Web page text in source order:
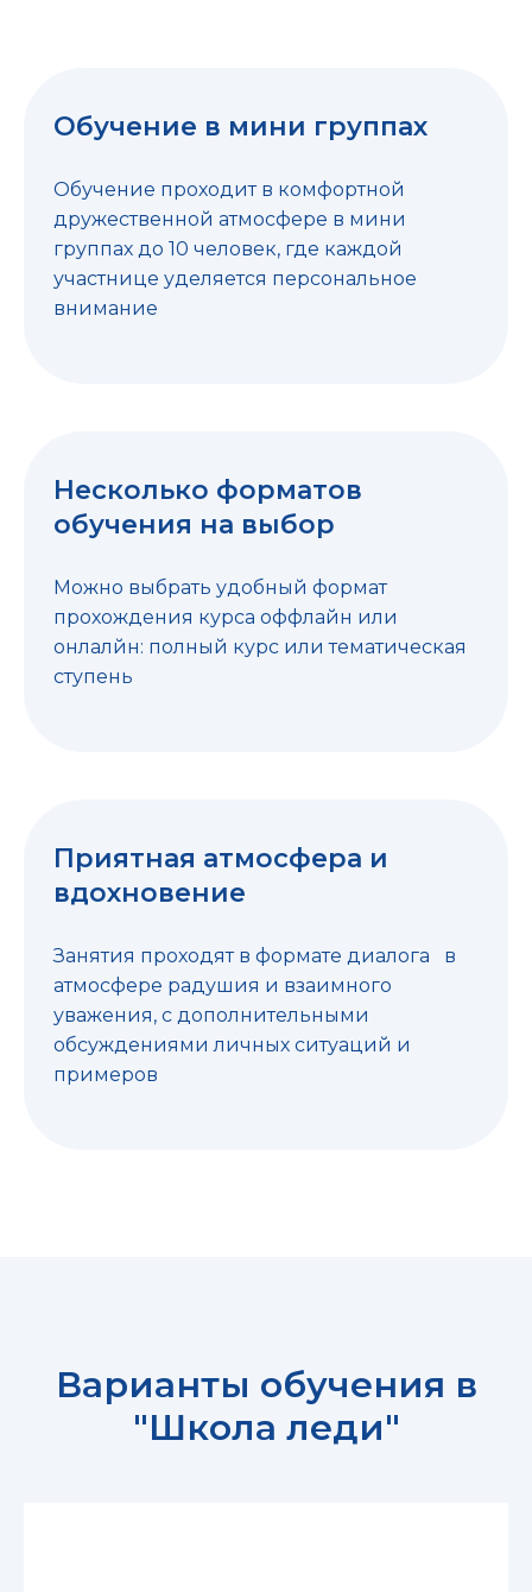
Обучение в мини группах
Обучение проходит в комфортной
дружественной атмосфере в мини
группах до 10 человек, где каждой
участнице уделяется персональное
внимание
Несколько форматов
обучения на выбор
Можно выбрать удобный формат
прохождения курса оффлайн или
онлалйн: полный курс или тематическая
ступень
Приятная атмосфера и
вдохновение
Занятия проходят в формате диалога в
атмосфере радушия и взаимного
уважения, с дополнительными
обсуждениями личных ситуаций и
примеров
Варианты обучения в
"Школа леди"